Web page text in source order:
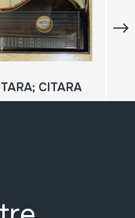
CITARA